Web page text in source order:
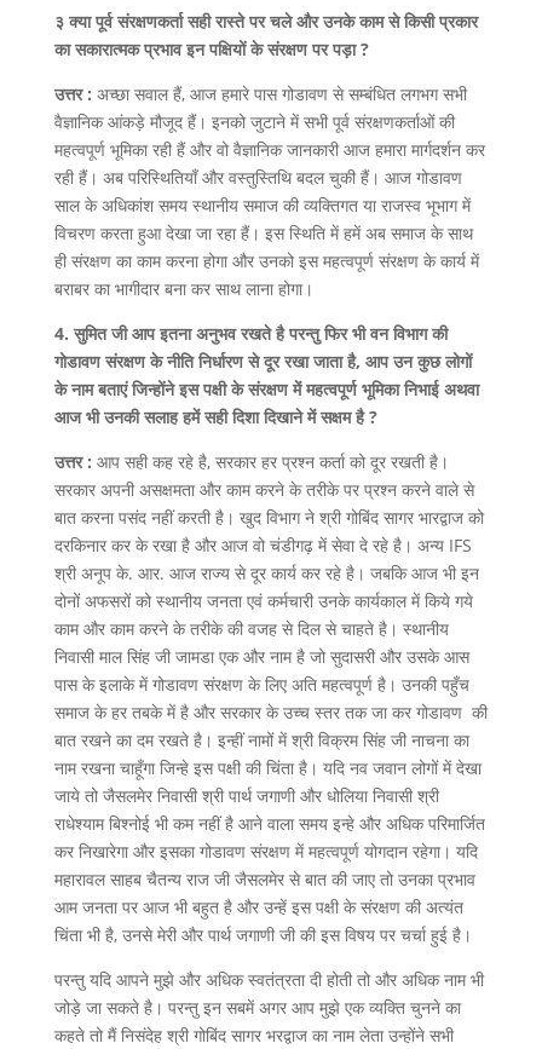
३ क्या पूर्व संरक्षणकर्ता सही रास्ते पर चले और उनके काम से किसी प्रकार
का सकारात्मक प्रभाव इन पक्षियों के संरक्षण पर पड़ा ?
उत्तर : अच्छा सवाल हैं, आज हमारे पास गोडावण से सम्बंधित लगभग सभी
वैज्ञानिक आंकड़े मौजूद हैं। इनको जुटाने में सभी पूर्व संरक्षणकर्ताओं की
महत्वपूर्ण भूमिका रही हैं और वो वैज्ञानिक जानकारी आज हमारा मार्गदर्शन कर
रही हैं। अब परिस्थितियाँ और वस्तुस्तिथि बदल चुकी हैं। आज गोडावण
साल के अधिकांश समय स्थानीय समाज की व्यक्तिगत या राजस्व भूभाग में
विचरण करता हुआ देखा जा रहा हैं। इस स्थिति में हमें अब समाज के साथ
ही संरक्षण का काम करना होगा और उनको इस महत्वपूर्ण संरक्षण के कार्य में
बराबर का भागीदार बना कर साथ लाना होगा।
4. सुमित जी आप इतना अनुभव रखते है परन्तु फिर भी वन विभाग की
गोडावण संरक्षण के नीति निर्धारण से दूर रखा जाता है, आप उन कुछ लोगों
के नाम बताएं जिन्होंने इस पक्षी के संरक्षण में महत्वपूर्ण भूमिका निभाई अथवा
आज भी उनकी सलाह हमें सही दिशा दिखाने में सक्षम है ?
उत्तर : आप सही कह रहे है, सरकार हर प्रश्न कर्ता को दूर रखती है।
सरकार अपनी असक्षमता और काम करने के तरीके पर प्रश्न करने वाले से
बात करना पसंद नहीं करती है। खुद विभाग ने श्री गोबिंद सागर भारद्वाज को
दरकिनार कर के रखा है और आज वो चंडीगढ़ में सेवा दे रहे है। अन्य IFS
श्री अनूप के. आर. आज राज्य से दूर कार्य कर रहे है। जबकि आज भी इन
दोनों अफसरों को स्थानीय जनता एवं कर्मचारी उनके कार्यकाल में किये गये
काम और काम करने के तरीके की वजह से दिल से चाहते है। स्थानीय
निवासी माल सिंह जी जामडा एक और नाम है जो सुदासरी और उसके आस
पास के इलाके में गोडावण संरक्षण के लिए अति महत्वपूर्ण है। उनकी पहुँच
समाज के हर तबके में है और सरकार के उच्च स्तर तक जा कर गोडावण की
बात रखने का दम रखते है। इन्हीं नामों में श्री विक्रम सिंह जी नाचना का
नाम रखना चाहूँगा जिन्हे इस पक्षी की चिंता है। यदि नव जवान लोगों में देखा
जाये तो जैसलमेर निवासी श्री पार्थ जगाणी और धोलिया निवासी श्री
राधेश्याम बिश्नोई भी कम नहीं है आने वाला समय इन्हे और अधिक परिमार्जित
कर निखारेगा और इसका गोडावण संरक्षण में महत्वपूर्ण योगदान रहेगा। यदि
महारावल साहब चैतन्य राज जी जैसलमेर से बात की जाए तो उनका प्रभाव
आम जनता पर आज भी बहुत है और उन्हें इस पक्षी के संरक्षण की अत्यंत
चिंता भी है, उनसे मेरी और पार्थ जगाणी जी की इस विषय पर चर्चा हुई है।
परन्तु यदि आपने मुझे और अधिक स्वतंत्रता दी होती तो और अधिक नाम भी
जोड़े जा सकते है। परन्तु इन सबमें अगर आप मुझे एक व्यक्ति चुनने का
कहते तो मैं निसंदेह श्री गोबिंद सागर भरद्वाज का नाम लेता उन्होंने सभी